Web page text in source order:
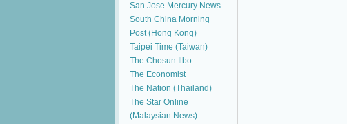
San Jose Mercury News
South China Morning
Post (Hong Kong)
Taipei Time (Taiwan)
The Chosun Ilbo
The Economist
The Nation (Thailand)
The Star Online
(Malaysian News)